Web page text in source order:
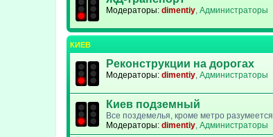
Модераторы: dimentiy, Администраторы
КИЕВ
Реконструкции на дорогах
Модераторы: dimentiy, Администраторы
Киев подземный
Все поздемелья, кроме метро разумеется
Модераторы: dimentiy, Администраторы